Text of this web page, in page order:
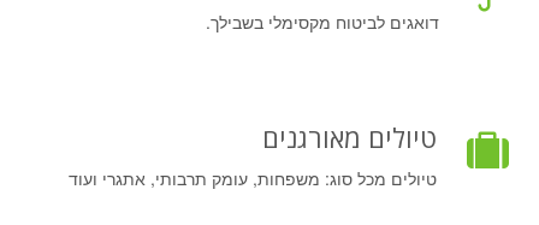
דואגים לביטוח מקסימלי בשבילך.
טיולים מאורגנים
טיולים מכל סוג: משפחות, עומק תרבותי, אתגרי ועוד